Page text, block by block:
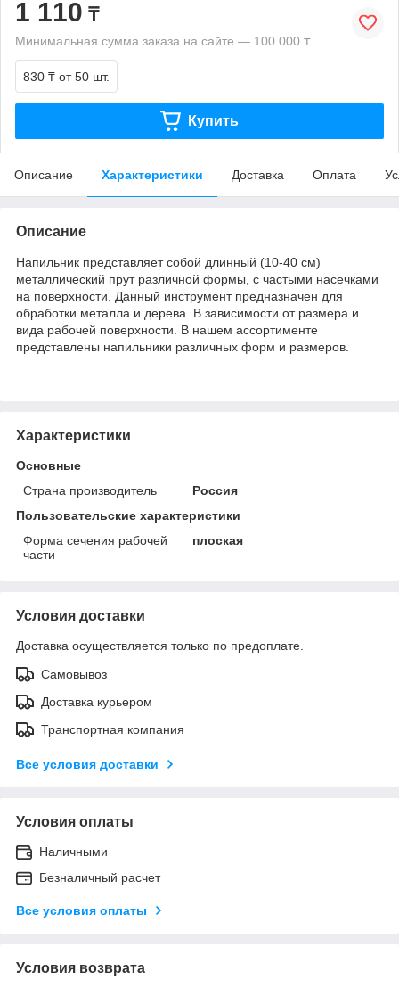
1 110 ₸
Минимальная сумма заказа на сайте — 100 000 ₸
830 ₸ от 50 шт.
Купить
Описание Характеристики Доставка Оплата
Описание
Напильник представляет собой длинный (10-40 см)
металлический прут различной формы, с частыми насечками
на поверхности. Данный инструмент предназначен для
обработки металла и дерева. В зависимости от размера и
вида рабочей поверхности. В нашем ассортименте
представлены напильники различных форм и размеров.
Характеристики
Основные
Страна производитель
Россия
Пользовательские характеристики
Форма сечения рабочей
части
плоская
Условия доставки
Доставка осуществляется только по предоплате.
Самовывоз
Доставка курьером
Транспортная компания
Все условия доставки
Условия оплаты
Наличными
Безналичный расчет
Все условия оплаты
Условия возврата